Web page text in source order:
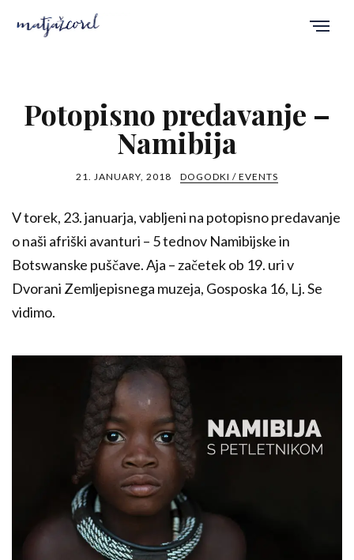
Potopisno predavanje –
Namibija
21. JANUARY, 2018 DOGODKI / EVENTS
V torek, 23. januarja, vabljeni na potopisno predavanje
o naši afriški avanturi – 5 tednov Namibijske in
Botswanske puščave. Aja – začetek ob 19. uri v
Dvorani Zemljepisnega muzeja, Gosposka 16, Lj. Se
vidimo.